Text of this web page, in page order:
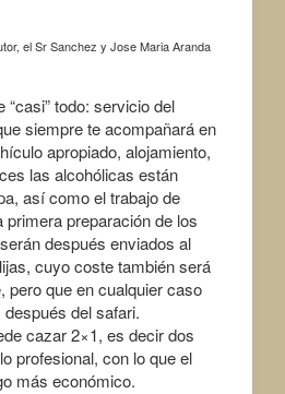
el Sr Sanchez y Jose Maria Aranda
“casi” todo: servicio del
siempre te acompañará en
apropiado, alojamiento,
las alcohólicas están
así como el trabajo de
preparación de los
después enviados al
cuyo coste también será
pero que en cualquier caso
del safari.
cazar 2×1, es decir dos
profesional, con lo que el
más económico.